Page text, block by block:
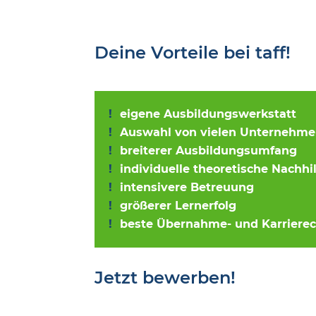
Deine Vorteile bei taff!
eigene Ausbildungswerkstatt
Auswahl von vielen
breiterer Ausbildungsumfang
individuelle theoretische
intensivere Betreuung
größerer Lernerfolg
beste Übernahme- und
Jetzt bewerben!